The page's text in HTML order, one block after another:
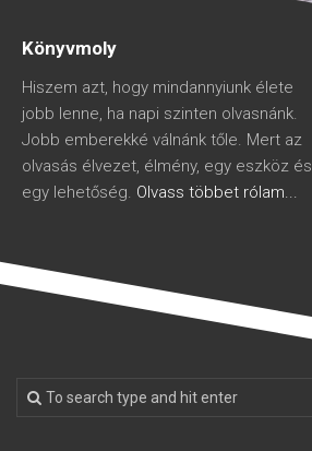
Könyvmoly
Hiszem azt, hogy mindannyiunk élete
jobb lenne, ha napi szinten olvasnánk.
Jobb emberekké válnánk tőle. Mert az
olvasás élvezet, élmény, egy eszköz és
egy lehetőség. Olvass többet rólam...